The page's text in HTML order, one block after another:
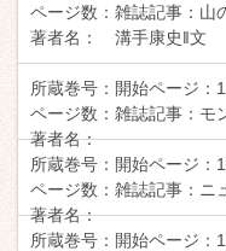
ページ数： 雑誌記事： 山
著者名：
溝手康史‖文
所蔵巻号： 開始ページ：
ページ数： 雑誌記事： モ
著者名：
所蔵巻号： 開始ページ：
ページ数： 雑誌記事： ニ
著者名：
所蔵巻号： 開始ページ：